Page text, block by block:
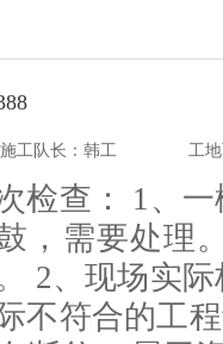
施工队长：韩工 工
检查： 1、
，需要处理
2、现场实
不符合的工